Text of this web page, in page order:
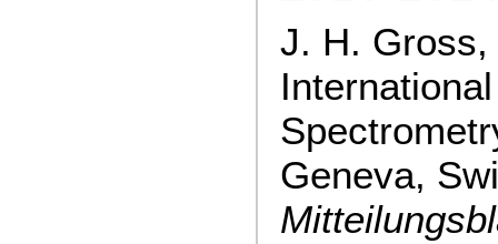
J. H.
Geneva,